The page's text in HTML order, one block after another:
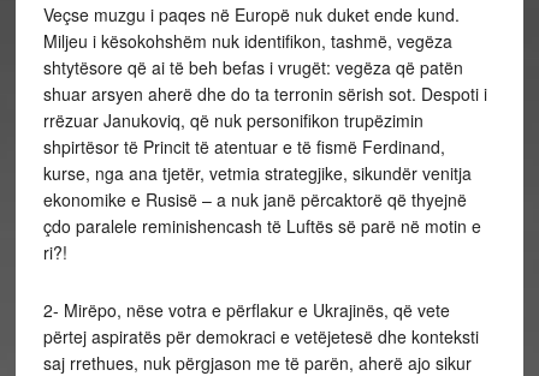
Veçse muzgu i paqes në Europë nuk duket ende kund.
Miljeu i kësokohshëm nuk identifikon, tashmë, vegëza
shtytësore që ai të beh befas i vrugët: vegëza që patën
shuar arsyen aherë dhe do ta terronin sërish sot. Despoti i
rrëzuar Janukoviq, që nuk personifikon trupëzimin
shpirtësor të Princit të atentuar e të fismë Ferdinand,
kurse, nga ana tjetër, vetmia strategjike, sikundër venitja
ekonomike e Rusisë – a nuk janë përcaktorë që thyejnë
çdo paralele reminishencash të Luftës së parë në motin e
ri?!
2- Mirëpo, nëse votra e përflakur e Ukrajinës, që vete
përtej aspiratës për demokraci e vetëjetesë dhe konteksti
saj rrethues, nuk përgjason me të parën, aherë ajo sikur